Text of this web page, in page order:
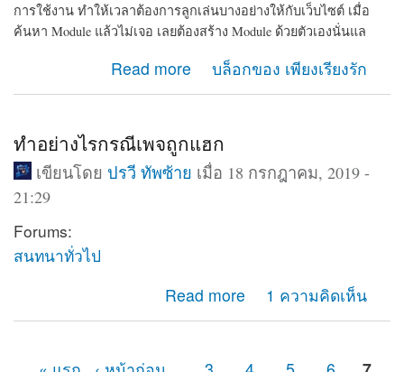
การใช้งาน ทำให้เวลาต้องการลูกเล่นบางอย่างให้กับเว็บไซต์ เมื่อ
ค้นหา Module แล้วไม่เจอ เลยต้องสร้าง Module ด้วยตัวเองนั่นแล
Read more
about รวมเว็บที่มีความรู้เกี่ยวกับ CMS drupal ใน
ประเทศไทย
บล็อกของ เพียงเรียงรัก
ทำอย่างไรกรณีเพจถูกแฮก
เขียนโดย ปรวี ทัพซ้าย เมื่อ 18 กรกฎาคม, 2019 -
21:29
Forums:
สนทนาทั่วไป
Read more
about ทำอย่างไรกรณีเพจถูกแฮก 1 ความคิดเห็น